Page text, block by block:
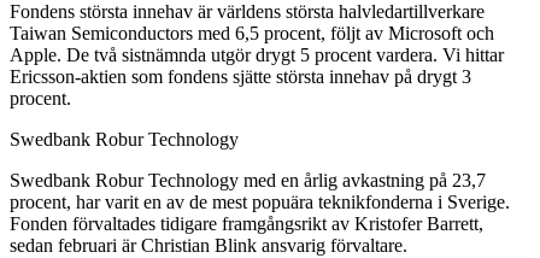
Fondens största innehav är världens största halvledartillverkare
Taiwan Semiconductors med 6,5 procent, följt av Microsoft och
Apple. De två sistnämnda utgör drygt 5 procent vardera. Vi hittar
Ericsson-aktien som fondens sjätte största innehav på drygt 3
procent.
Swedbank Robur Technology
Swedbank Robur Technology med en årlig avkastning på 23,7
procent, har varit en av de mest popuära teknikfonderna i Sverige.
Fonden förvaltades tidigare framgångsrikt av Kristofer Barrett,
sedan februari är Christian Blink ansvarig förvaltare.